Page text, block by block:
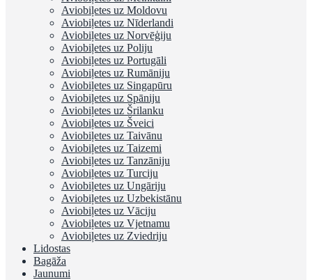
Aviobiļetes uz Moldovu
Aviobiļetes uz Nīderlandi
Aviobiļetes uz Norvēģiju
Aviobiļetes uz Poliju
Aviobiļetes uz Portugāli
Aviobiļetes uz Rumāniju
Aviobiļetes uz Singapūru
Aviobiļetes uz Spāniju
Aviobiļetes uz Šrilanku
Aviobiļetes uz Šveici
Aviobiļetes uz Taivānu
Aviobiļetes uz Taizemi
Aviobiļetes uz Tanzāniju
Aviobiļetes uz Turciju
Aviobiļetes uz Ungāriju
Aviobiļetes uz Uzbekistānu
Aviobiļetes uz Vāciju
Aviobiļetes uz Vjetnamu
Aviobiļetes uz Zviedriju
Lidostas
Bagāža
Jaunumi